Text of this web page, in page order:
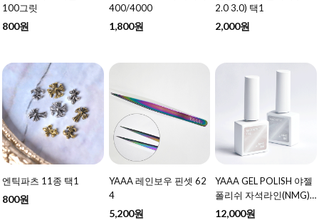
100그릿
800원
400/4000
1,800원
2.0 3.0) 택1
2,000원
엔틱파츠 11종 택1
800원
YAAA 레인보우 핀셋 62
4
5,200원
YAAA GEL POLISH 야젤
폴리쉬 자석라인(NMG)
10ml 57종 택1 - 여름 신
12,000원